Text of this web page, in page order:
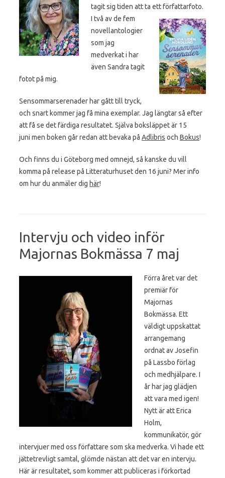
tagit sig tiden att ta ettförfattarfoto.
I två av de fem
novellantologier
som jag
medverkat i har
även Sandra tagit
fotot på mig.
Sensommarserenader har gått till tryck,
och snart kommer jag få mina exemplar. Jag längtar så efter
att få se det färdiga resultatet. Själva boksläppet är 15
juni men boken går redan att bevaka på Adlibris och Bokus!
Och finns du i Göteborg med omnejd, så kanske du vill
komma på release på Litteraturhuset den 16 juni? Mer info
om hur du anmäler dig här!
Intervju och video inför
Majornas Bokmässa 7 maj
Förra året var det
premiär för
Majornas
Bokmässa. Ett
väldigt uppskattat
arrangemang
ordnat av Josefin
på Lassbo förlag
och medhjälpare. I
år har jag glädjen
att vara med igen!
Nytt är att Erica
Holm,
kommunikatör, gör
intervjuer med oss författare som ska medverka. Vi hade ett
jättetrevligt samtal, glömde nästan att det var en intervju.
Här är resultatet, som kommer att publiceras i förkortad